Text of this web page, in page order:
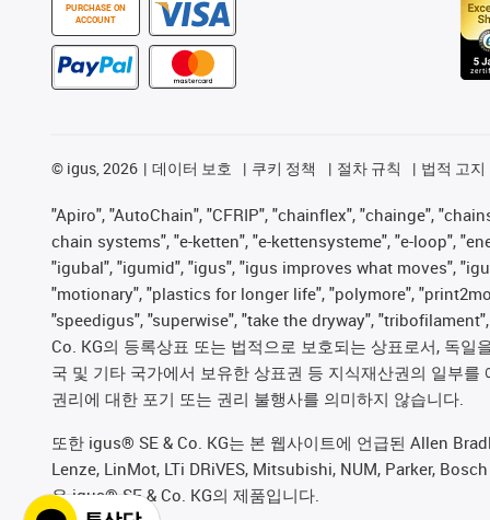
PURCHASE ON
ACCOUNT
© igus, 2026 데이터 보호 쿠키 정책 절차 규칙 법적 고지
"Apiro", "AutoChain", "CFRIP", "chainflex", "chainge",
chain systems", "e-ketten", "e-kettensysteme", "e-loop",
"igubal", "igumid", "igus", "igus improves what moves",
"motionary", "plastics for longer life", "polymore",
"speedigus", "superwise", "take the dryway",
Co. KG의 등록상표 또는 법적으로 보호되는 상표로서, 독
국 및 기타 국가에서 보유한 상표권 등 지식재산권의 일부
권리에 대한 포기 또는 권리 불행사를 의미하지 않습니다.
또한 igus® SE & Co. KG는 본 웹사이트에 언급된 Allen
Lenze, LinMot, LTi DRiVES, Mitsubishi, NUM, Parker,
은 igus® SE & Co. KG의 제품입니다.